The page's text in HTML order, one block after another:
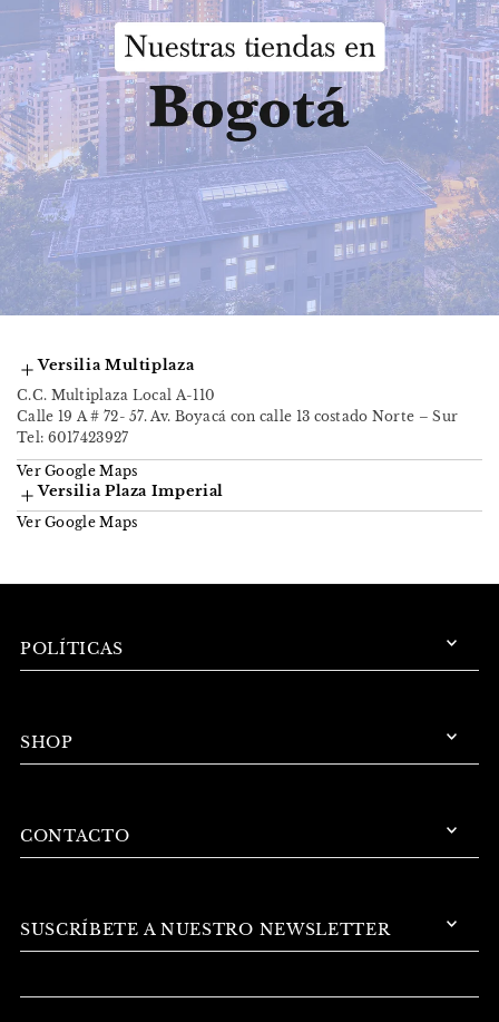
Versilia Multiplaza
C.C. Multiplaza Local A-110
Calle 19 A # 72- 57. Av. Boyacá con calle 13 costado Norte – Sur
Tel: 6017423927
Ver Google Maps
Versilia Plaza Imperial
Ver Google Maps
POLÍTICAS
SHOP
CONTACTO
SUSCRÍBETE A NUESTRO NEWSLETTER